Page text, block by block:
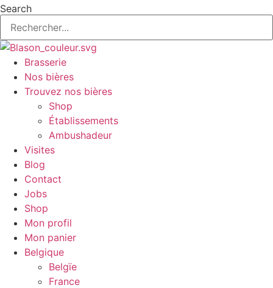
Aller
contenu
Search
Brasserie
Nos bières
Trouvez nos bières
Shop
Établissements
Ambushadeur
Visites
Blog
Contact
Jobs
Shop
Mon profil
Mon panier
Belgique
Belgïe
France